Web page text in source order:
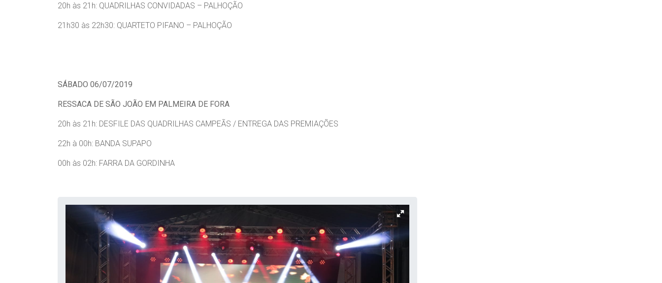
20h às 21h: QUADRILHAS CONVIDADAS – PALHOÇÃO
21h30 às 22h30: QUARTETO PIFANO – PALHOÇÃO
SÁBADO 06/07/2019
RESSACA DE SÃO JOÃO EM PALMEIRA DE FORA
20h às 21h: DESFILE DAS QUADRILHAS CAMPEÃS / ENTREGA DAS PREMIAÇÕES
22h à 00h: BANDA SUPAPO
00h às 02h: FARRA DA GORDINHA